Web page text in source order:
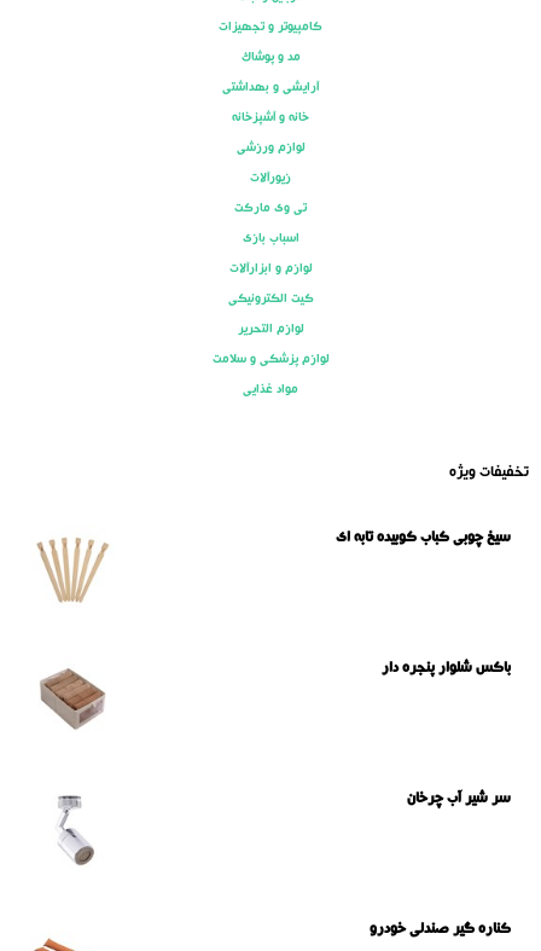
کامپیوتر و تجهیزات
مد و پوشاک
آرایشی و بهداشتی
خانه و آشپزخانه
لوازم ورزشی
زیورآلات
تی وی مارکت
اسباب بازی
لوازم و ابزارآلات
کیت الکترونیکی
لوازم التحریر
لوازم پزشکی و سلامت
مواد غذایی
تخفیفات ویژه
سیخ چوبی کباب کوبیده تابه ای
باکس شلوار پنجره دار
سر شیر آب چرخان
کناره گیر صندلی خودرو